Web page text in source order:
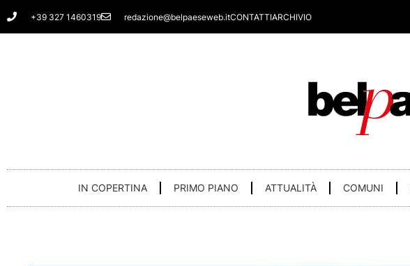
Vai
al
+39 327 1460319 redazione@belpaeseweb.itCONTATTIARCHIVIO
IN COPERTINA PRIMO PIANO ATTUALITÀ COMUNI